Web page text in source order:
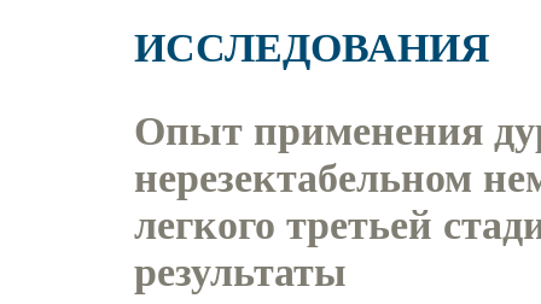
ИССЛЕДОВАНИЯ
Опыт применения
нерезектабельном
легкого третьей
результаты